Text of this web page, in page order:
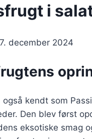
i
7. december 2024
også kendt som
Den blev først
eksotiske smag